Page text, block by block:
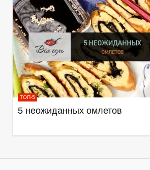
ТОП-5
5 неожиданных омлетов